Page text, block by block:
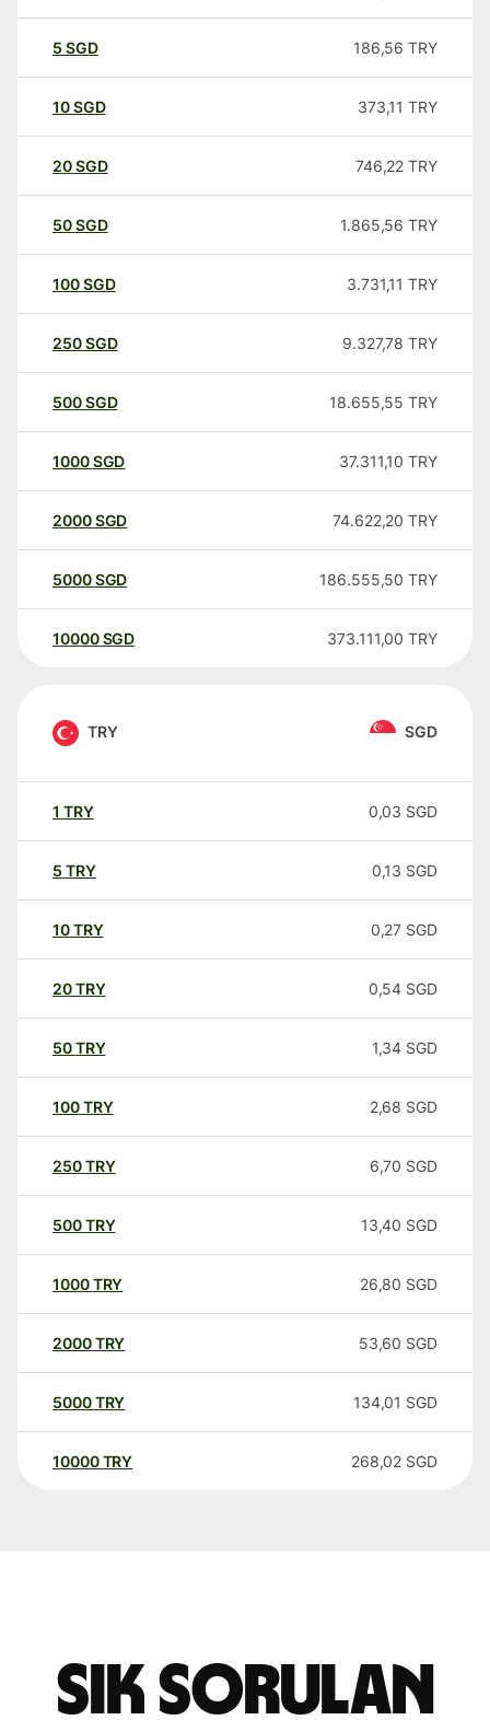
5 SGD 186,56 TRY
10SGD 373,11 TRY
20SGD 746,22 TRY
50SGD 1.865,56 TRY
100SGD 3.731,11 TRY
250SGD 9.327,78 TRY
500SGD 18.655,55 TRY
1000SGD 37.311,10 TRY
2000SGD 74.622,20 TRY
5000SGD 186.555,50 TRY
10000 SGD 373.111,00 TRY
TRY SGD
1 TRY 0,03 SGD
5 TRY 0,13 SGD
10TRY 0,27 SGD
20TRY 0,54 SGD
50TRY 1,34 SGD
100TRY 2,68 SGD
250TRY 6,70 SGD
500TRY 13,40 SGD
1000TRY 26,80 SGD
2000TRY 53,60 SGD
5000TRY 134,01 SGD
10000 TRY 268,02 SGD
Sık sorulan